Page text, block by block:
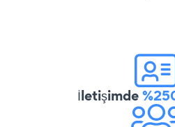
İletişimde